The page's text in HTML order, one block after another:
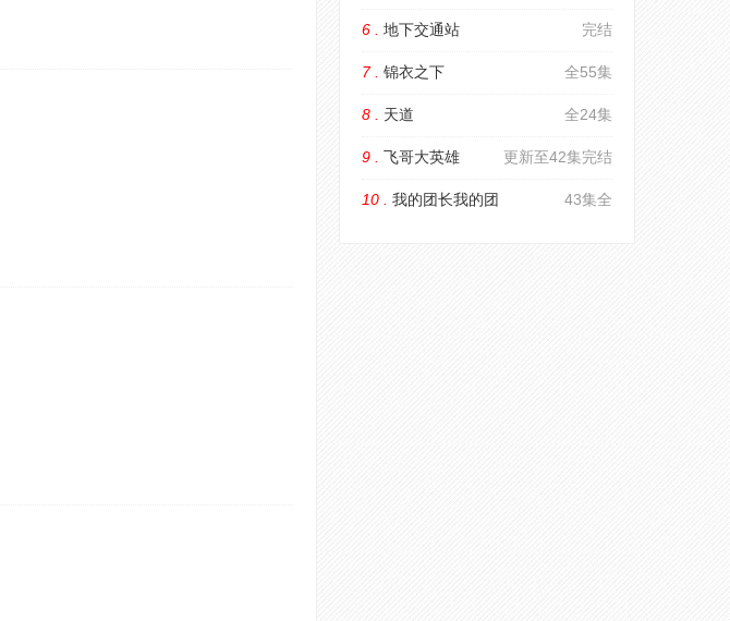
完结
6 . 地下交通站
全55集
7 . 锦衣之下
全24集
8 . 天道
更新至42集完结
9 . 飞哥大英雄
43集全
10 . 我的团长我的团